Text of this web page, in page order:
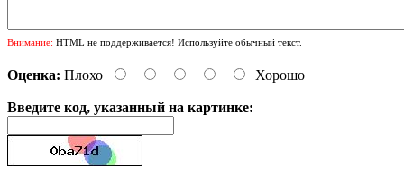
Внимание: HTML не поддерживается! Используйте обычный текст.
Оценка: Плохо Хорошо
Введите код, указанный на картинке: